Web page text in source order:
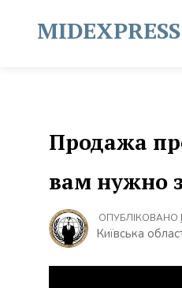
contentMIDEXPRESS
Продажа
вам нужно
ОПУБЛІКОВАНО
Київська